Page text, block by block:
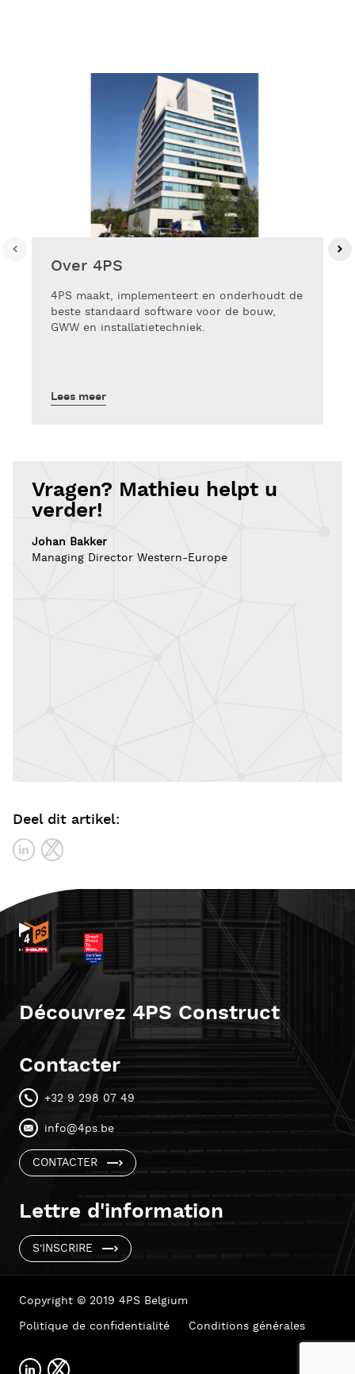
Over 4PS
4PS maakt, implementeert en onderhoudt de
beste standaard software voor de bouw,
GWW en installatietechniek.
Lees meer
Vragen? Mathieu helpt u
verder!
Johan Bakker
Managing Director Western-Europe
Deel dit artikel:
Découvrez 4PS Construct
Contacter
+32 9 298 07 49
info@4ps.be
CONTACTER
Lettre d'information
S'INSCRIRE
Copyright © 2019 4PS Belgium
Politique de confidentialité
Conditions générales